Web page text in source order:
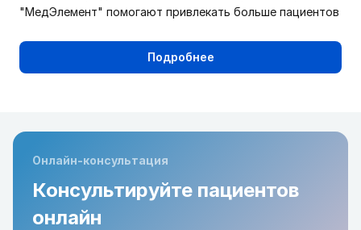
"МедЭлемент" помогают привлекать больше пациентов
Подробнее
Онлайн-консультация
Консультируйте пациентов
онлайн